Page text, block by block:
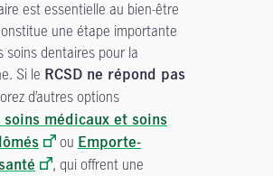
est essentielle au bien-être
une étape importante
soins dentaires pour la
Si le RCSD ne répond pas
d’autres options
soins médicaux et soins
ou Emporte-
, qui offrent une